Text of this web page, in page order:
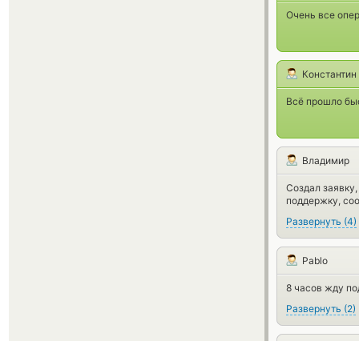
Очень все
Константин
Всё прошло
Владимир
Создал
поддержку,
Развернуть (4)
Pablo
8 часов жду
Развернуть (2)